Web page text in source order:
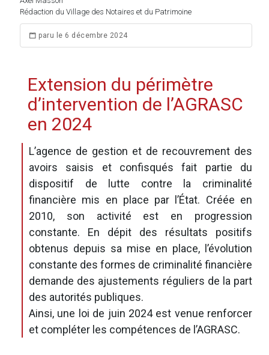
Rédaction du Village des Notaires et du Patrimoine
paru le 6 décembre 2024
Extension du périmètre
d’intervention de l’AGRASC
en 2024
L’agence de gestion et de recouvrement des
avoirs saisis et confisqués fait partie du
dispositif de lutte contre la criminalité
financière mis en place par l’État. Créée en
2010, son activité est en progression
constante. En dépit des résultats positifs
obtenus depuis sa mise en place, l’évolution
constante des formes de criminalité financière
demande des ajustements réguliers de la part
des autorités publiques.
Ainsi, une loi de juin 2024 est venue renforcer
et compléter les compétences de l’AGRASC.